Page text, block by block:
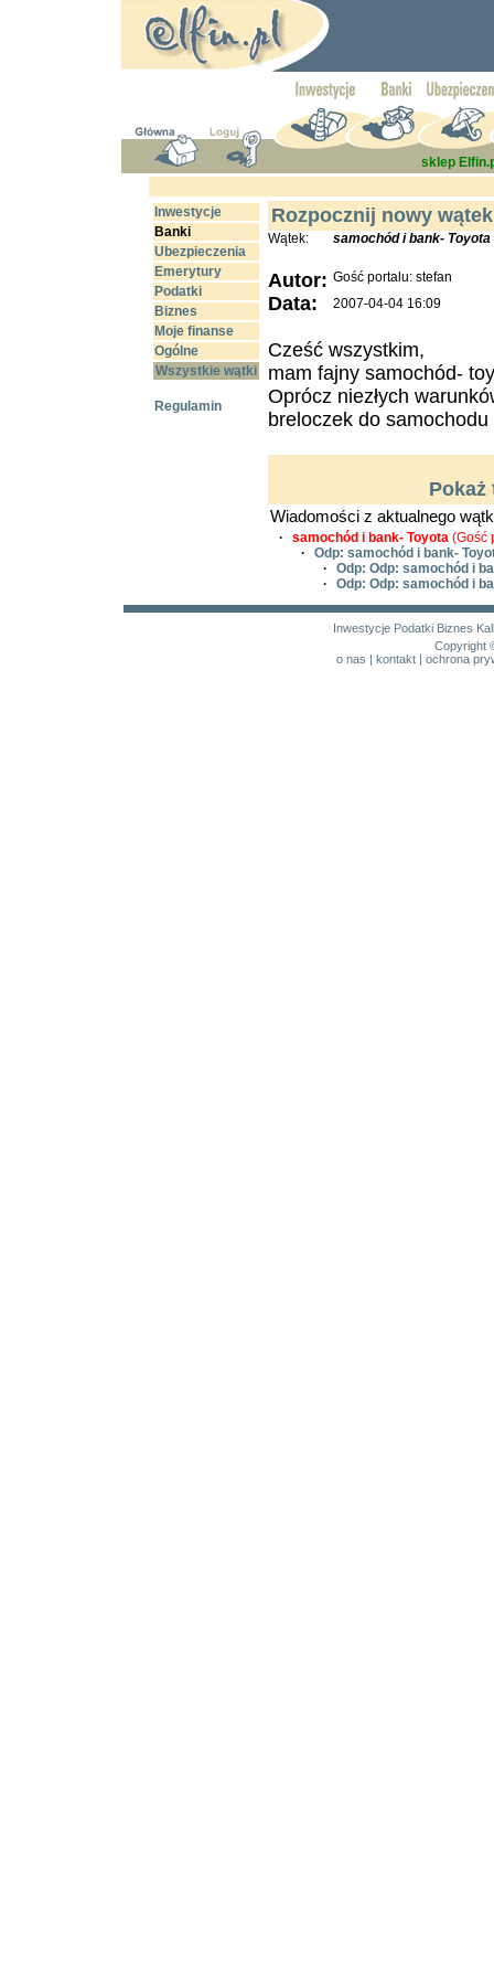
sklep
Inwestycje
Banki
Ubezpieczenia
Emerytury
Podatki
Biznes
Moje finanse
Ogólne
Wszystkie wątki
Regulamin
Rozpocznij nowy wątek
Wątek: samochód i bank- Toyota
Autor: Gość portalu: stefan
Data: 2007-04-04 16:09
Cześć wszystkim,
mam fajny samochód-
Oprócz niezłych
breloczek do
Wiadomości z aktualnego
· samochód i bank- Toyota (Gość
·
Odp: samochód i bank-
·
Odp: Odp: samochód i
·
Odp: Odp: samochód i
Inwestycje Podatki Biznes
Copyright
o nas | kontakt| ochrona